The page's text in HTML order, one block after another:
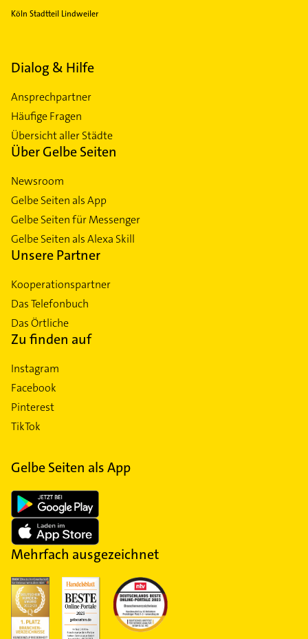
Köln Stadtteil Lindweiler
Dialog & Hilfe
Ansprechpartner
Häufige Fragen
Übersicht aller Städte
Über Gelbe Seiten
Newsroom
Gelbe Seiten als App
Gelbe Seiten für Messenger
Gelbe Seiten als Alexa Skill
Unsere Partner
Kooperationspartner
Das Telefonbuch
Das Örtliche
Zu finden auf
Instagram
Facebook
Pinterest
TikTok
Gelbe Seiten als App
Mehrfach ausgezeichnet